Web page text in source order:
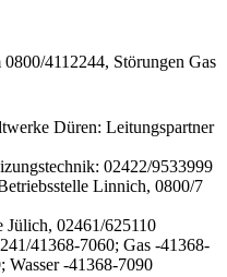
4112244, Störungen Gas
Düren: Leitungspartner
02422/9533999
Linnich, 0800/7
Jülich, 02461/625110
41368-7060; Gas -41368-
Wasser -41368-7090